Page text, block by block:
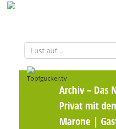
Archiv– Das
Privat mit
Marone |